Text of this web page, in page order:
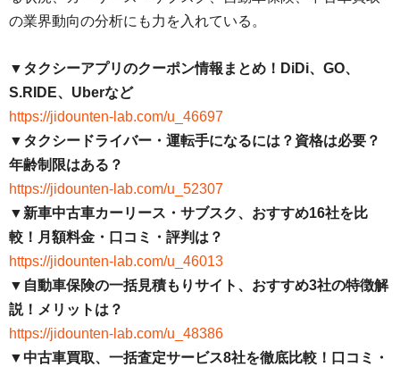
の業界動向の分析にも力を入れている。
▼タクシーアプリのクーポン情報まとめ！DiDi、GO、
S.RIDE、Uberなど
https://jidounten-lab.com/u_46697
▼タクシードライバー・運転手になるには？資格は必要？
年齢制限はある？
https://jidounten-lab.com/u_52307
▼新車中古車カーリース・サブスク、おすすめ16社を比
較！月額料金・口コミ・評判は？
https://jidounten-lab.com/u_46013
▼自動車保険の一括見積もりサイト、おすすめ3社の特徴解
説！メリットは？
https://jidounten-lab.com/u_48386
▼中古車買取、一括査定サービス8社を徹底比較！口コミ・